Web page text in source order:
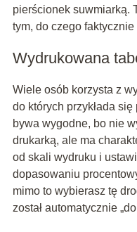
pierścionek suwmiarką.
tym, do czego faktycznie
Wydrukowana
Wiele osób korzysta z
do których przykłada
bywa wygodne, bo nie
drukarką, ale ma
od skali wydruku i
dopasowaniu
mimo to wybierasz tę
został automatycznie